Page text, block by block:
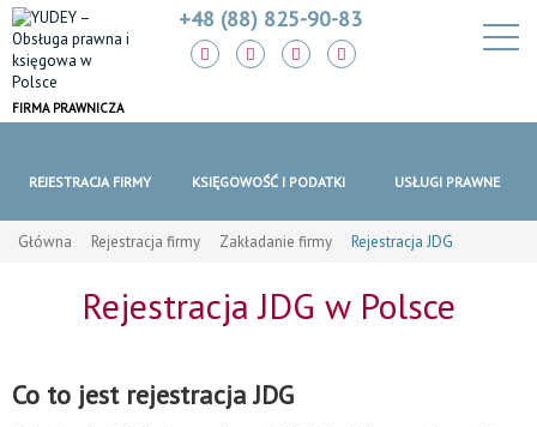
FIRMA PRAWNICZA
+48 (88) 825-90-83
REJESTRACJA FIRMY KSIĘGOWOŚĆ I PODATKI USŁUGI PRAWNE
Główna Rejestracja firmy Zakładanie firmy Rejestracja JDG
Rejestracja JDG w Polsce
Co to jest rejestracja JDG